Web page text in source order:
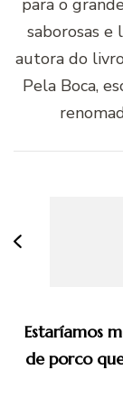
saborosas e
autora do
Pela Boca,
Estaríamos
de porco